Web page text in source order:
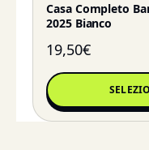
Casa Completo
2025 Bianco
19,50€